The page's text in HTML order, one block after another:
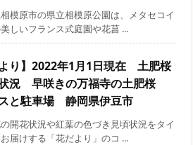
模原市の県立相模原公園は、メタセコイ
しいフランス式庭園や花菖 ...
より】2022年1月1日現在 土肥桜
況 早咲きの万福寺の土肥桜
と駐車場 静岡県伊豆市
開花状況や紅葉の色づき見頃状況をタイ
届けする「花だより」のコ ...